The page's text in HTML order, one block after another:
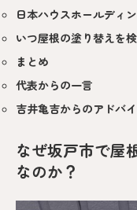
日本ハウスホールディ
いつ屋根の塗り替えを
まとめ
代表からの一言
吉井亀吉からのアドバ
なぜ坂戸市で屋
なのか？